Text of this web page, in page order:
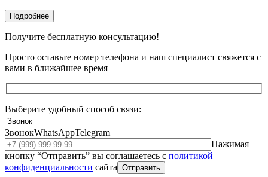
Подробнее
Получите бесплатную консультацию!
Просто оставьте номер телефона и наш специалист свяжется с
вами в ближайшее время
Выберите удобный способ связи:
ЗвонокWhatsAppTelegram
Нажимая
кнопку “Отправить” вы соглашаетесь с политикой
конфиденциальности сайта Отправить